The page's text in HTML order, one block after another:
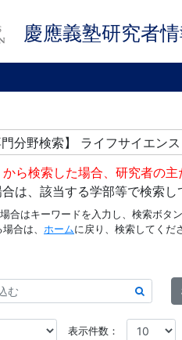
慶應義塾研究者
門分野検索】 ライフサイエンス
ら検索した場合、研究者の
は、該当する学部等で検索し
合はキーワードを入力し、検索ボタ
合は、 ホームに戻り、検索してくだ
表示件数：